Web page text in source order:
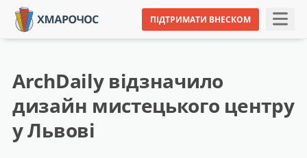
ПІДТРИМАТИ ВНЕСКОМ
ArchDaily відзначило
дизайн мистецького центру
у Львові